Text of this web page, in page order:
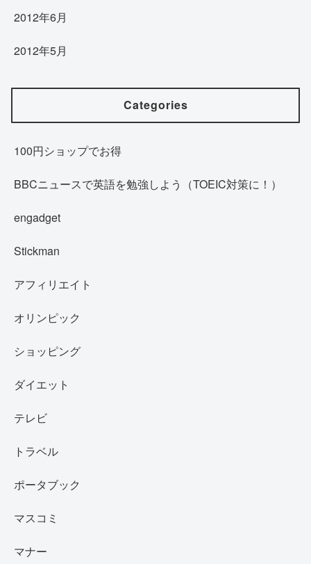
2012年6月
2012年5月
Categories
100円ショップでお得
BBCニュースで英語を勉強しよう（TOEIC対策に！）
engadget
Stickman
アフィリエイト
オリンピック
ショッピング
ダイエット
テレビ
トラベル
ポータブック
マスコミ
マナー